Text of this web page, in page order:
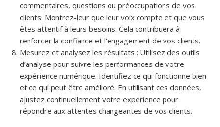
commentaires, questions ou préoccupations de vos
clients. Montrez-leur que leur voix compte et que vous
êtes attentif à leurs besoins. Cela contribuera à
renforcer la confiance et l’engagement de vos clients.
Mesurez et analysez les résultats : Utilisez des outils
d’analyse pour suivre les performances de votre
expérience numérique. Identifiez ce qui fonctionne bien
et ce qui peut être amélioré. En utilisant ces données,
ajustez continuellement votre expérience pour
répondre aux attentes changeantes de vos clients.